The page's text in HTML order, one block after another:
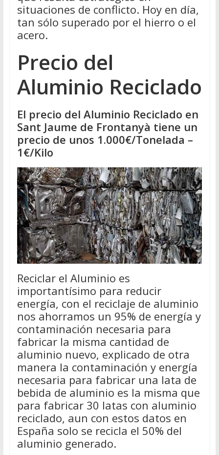
situaciones de conflicto. Hoy en día,
tan sólo superado por el hierro o el
acero.
Precio del
Aluminio Reciclado
El precio del Aluminio Reciclado en
Sant Jaume de Frontanyà tiene un
precio de unos 1.000€/Tonelada –
1€/Kilo
Reciclar el Aluminio es
importantísimo para reducir
energía, con el reciclaje de aluminio
nos ahorramos un 95% de energía y
contaminación necesaria para
fabricar la misma cantidad de
aluminio nuevo, explicado de otra
manera la contaminación y energía
necesaria para fabricar una lata de
bebida de aluminio es la misma que
para fabricar 30 latas con aluminio
reciclado, aun con estos datos en
España solo se recicla el 50% del
aluminio generado.